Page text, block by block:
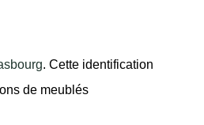
. Cette identification
de meublés